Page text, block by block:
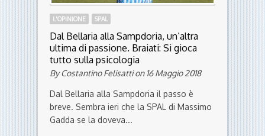
L'OPINIONE SPAL
Dal Bellaria alla Sampdoria, un’altra